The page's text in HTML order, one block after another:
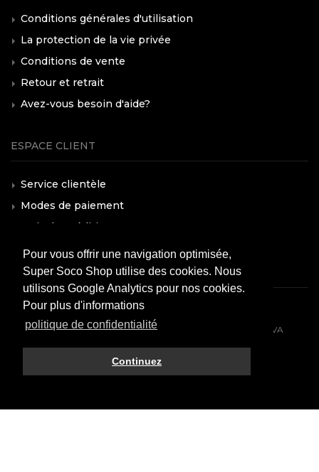
Pour vous offrir une navigation optimisée,
Super Soco Shop utilise des cookies. Nous
utilisons Google Analytics pour nos cookies.
Pour plus d'informations
politique de confidentialité
Continuez
Conditions générales d'utilisation
La protection de la vie privée
Conditions de vente
Retour et retrait
Avez-vous besoin d'aide?
ESPACE CLIENT
Service clientèle
Modes de paiement
Frais d'expédition
F.A.Q.
© 2026 All rights reserved. VMOTO SOCO ITALY SRL - P.IVA